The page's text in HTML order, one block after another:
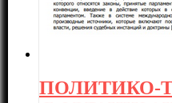
ПОЛИТИКО-